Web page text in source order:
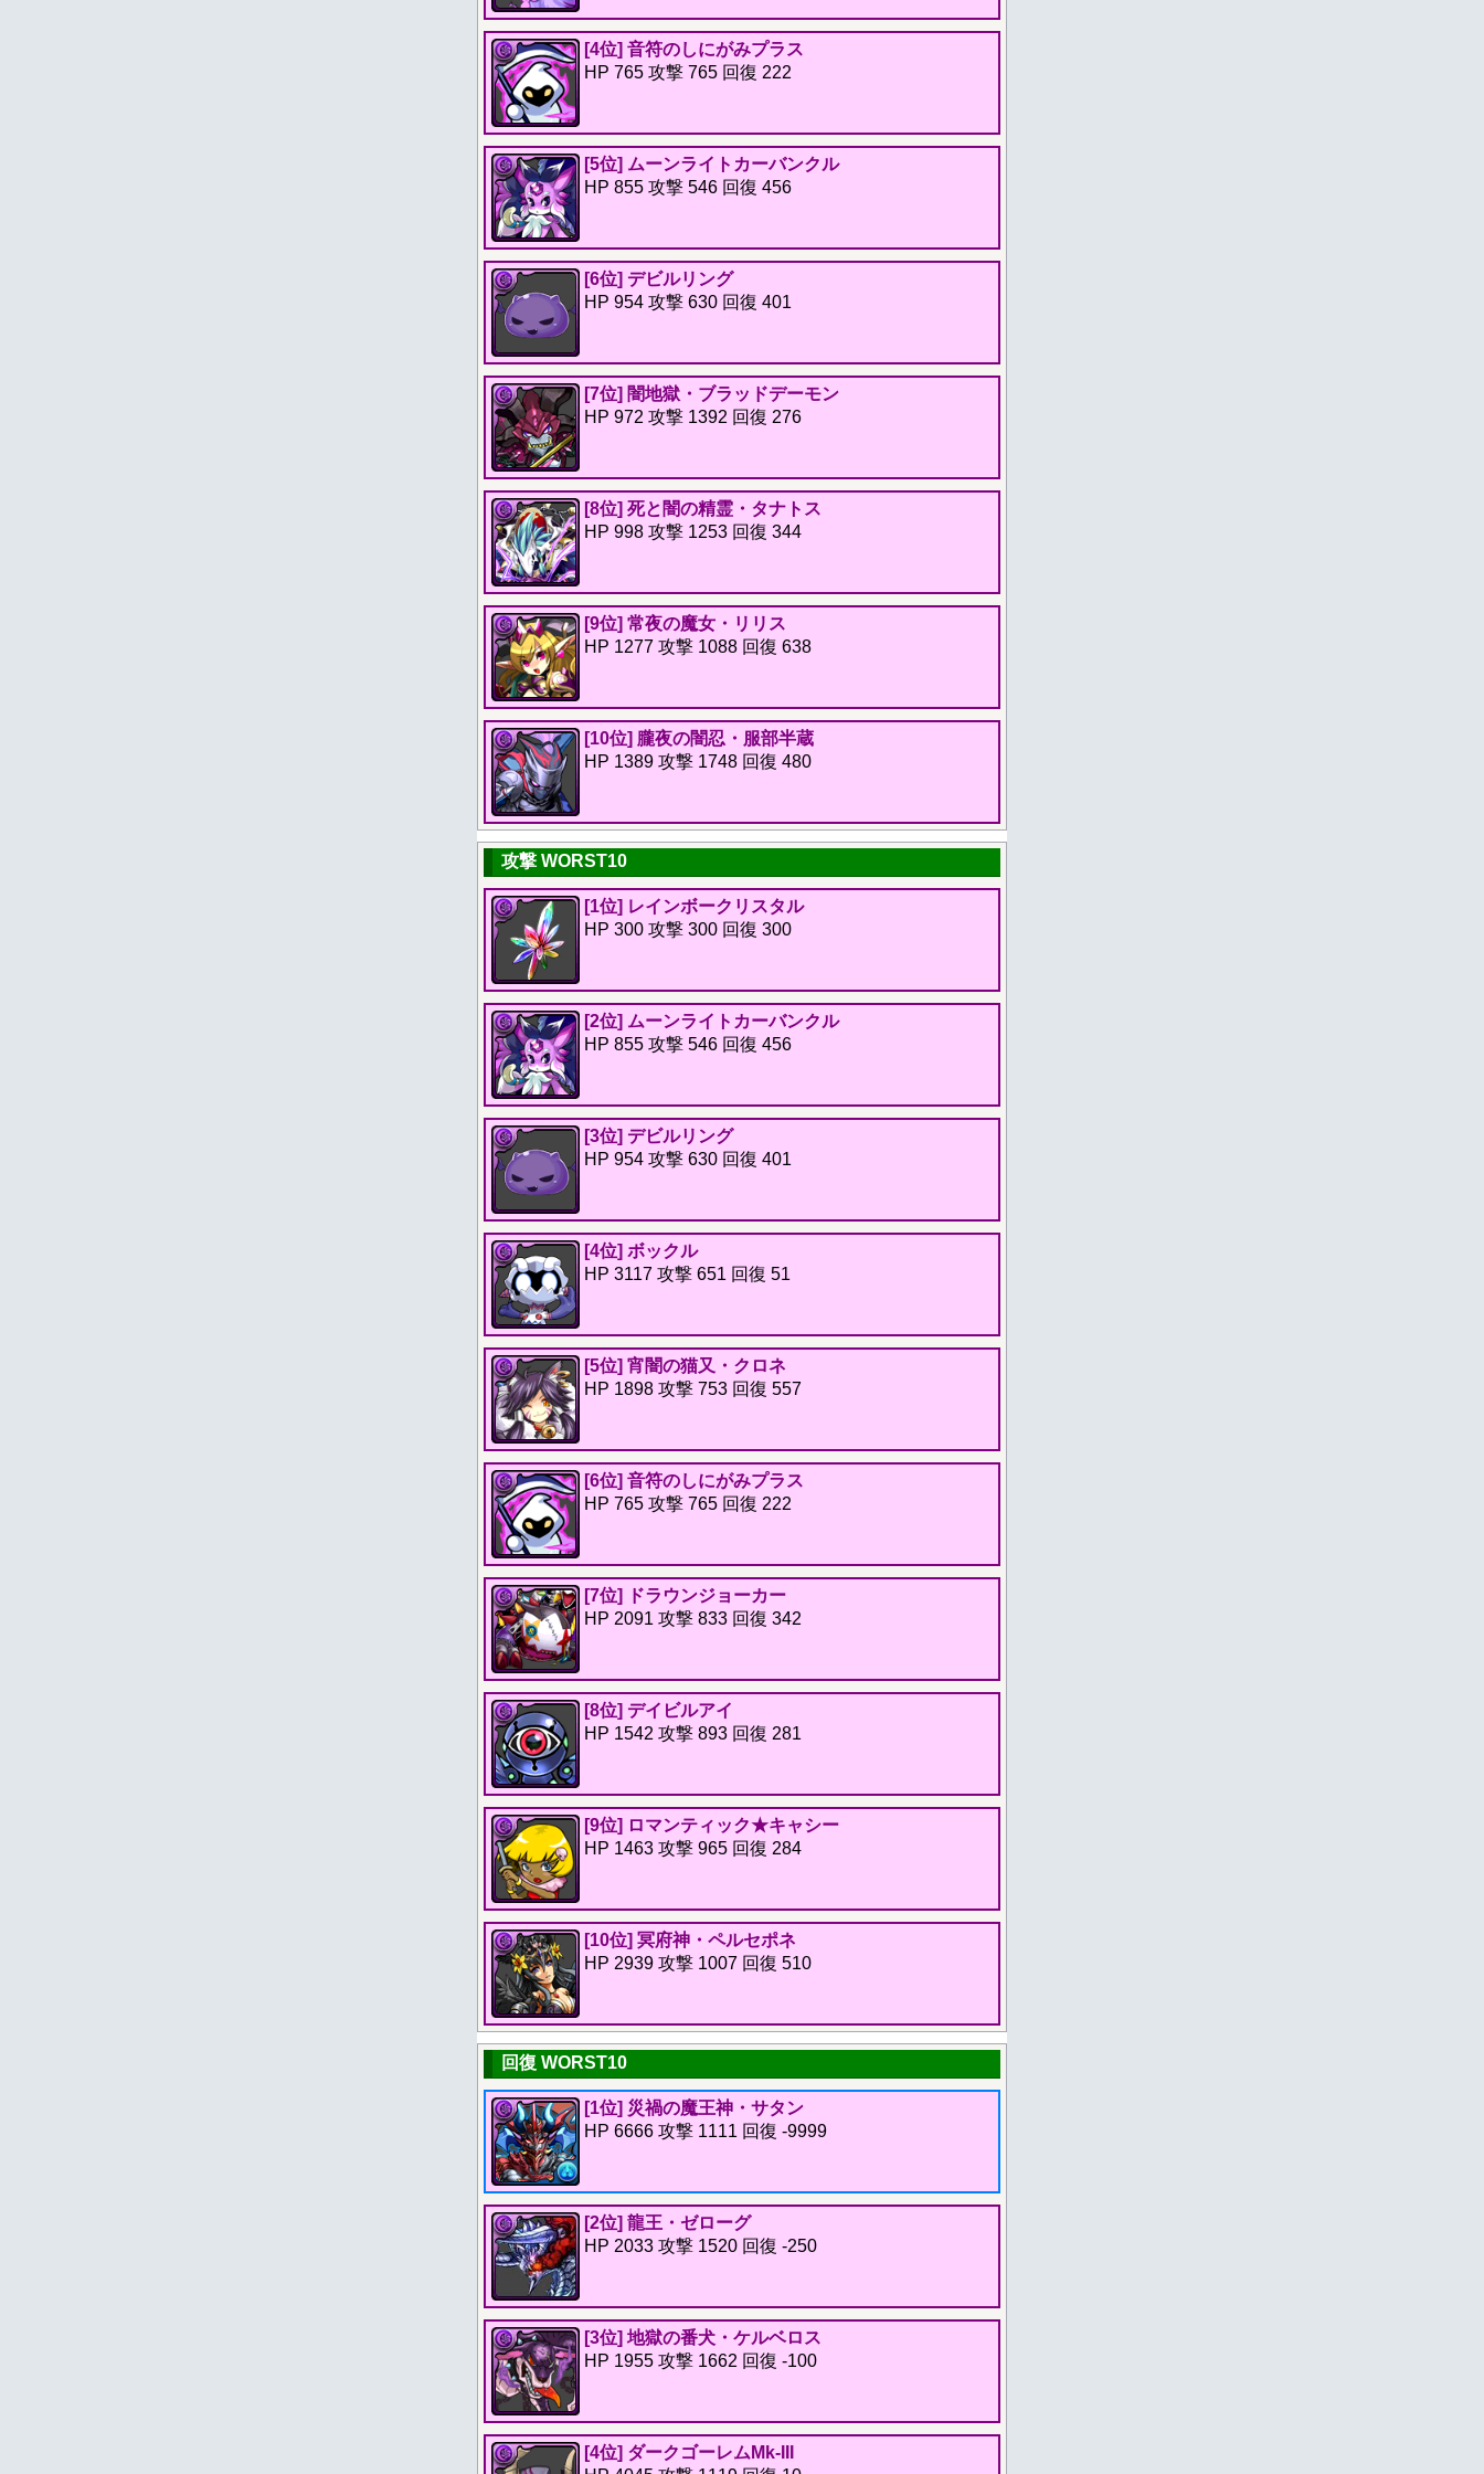
[4位] 音符のしにがみプラス
HP 765 攻撃 765 回復 222
[5位] ムーンライトカーバンクル
HP 855 攻撃 546 回復 456
[6位] デビルリング
HP 954 攻撃 630 回復 401
[7位] 闇地獄・ブラッドデーモン
HP 972 攻撃 1392 回復 276
[8位] 死と闇の精霊・タナトス
HP 998 攻撃 1253 回復 344
[9位] 常夜の魔女・リリス
HP 1277 攻撃 1088 回復 638
[10位] 朧夜の闇忍・服部半蔵
HP 1389 攻撃 1748 回復 480
攻撃 WORST10
[1位] レインボークリスタル
HP 300 攻撃 300 回復 300
[2位] ムーンライトカーバンクル
HP 855 攻撃 546 回復 456
[3位] デビルリング
HP 954 攻撃 630 回復 401
[4位] ボックル
HP 3117 攻撃 651 回復 51
[5位] 宵闇の猫又・クロネ
HP 1898 攻撃 753 回復 557
[6位] 音符のしにがみプラス
HP 765 攻撃 765 回復 222
[7位] ドラウンジョーカー
HP 2091 攻撃 833 回復 342
[8位] デイビルアイ
HP 1542 攻撃 893 回復 281
[9位] ロマンティック★キャシー
HP 1463 攻撃 965 回復 284
[10位] 冥府神・ペルセポネ
HP 2939 攻撃 1007 回復 510
回復 WORST10
[1位] 災禍の魔王神・サタン
HP 6666 攻撃 1111 回復 -9999
[2位] 龍王・ゼローグ
HP 2033 攻撃 1520 回復 -250
[3位] 地獄の番犬・ケルベロス
HP 1955 攻撃 1662 回復 -100
[4位] ダークゴーレムMk-III